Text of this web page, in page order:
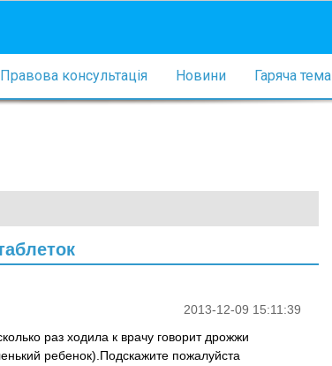
Правова консультація Новини Гаряча тема
2013-12-09 15:11:39
раз ходила к врачу говорит дрожжи
ребенок).Подскажите пожалуйста